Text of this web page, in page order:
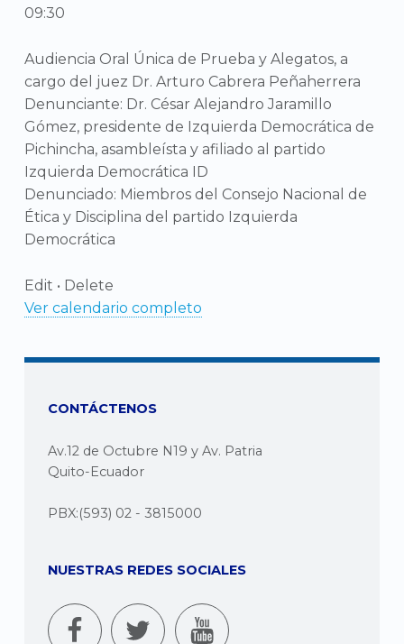
09:30
Audiencia Oral Única de Prueba y Alegatos, a
cargo del juez Dr. Arturo Cabrera Peñaherrera
Denunciante: Dr. César Alejandro Jaramillo
Gómez, presidente de Izquierda Democrática de
Pichincha, asambleísta y afiliado al partido
Izquierda Democrática ID
Denunciado: Miembros del Consejo Nacional de
Ética y Disciplina del partido Izquierda
Democrática
Edit • Delete
Ver calendario completo
CONTÁCTENOS
Av.12 de Octubre N19 y Av. Patria
Quito-Ecuador
PBX:(593) 02 - 3815000
NUESTRAS REDES SOCIALES